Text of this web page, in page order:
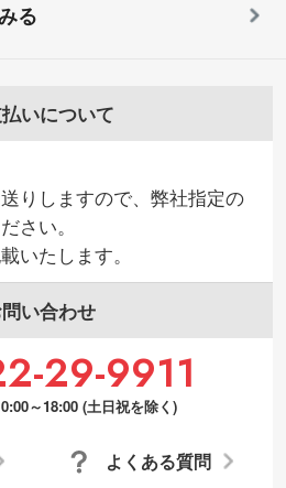
いについて
りしますので、弊社指定の
さい。
いたします。
い合わせ
29-9911
～18:00 (土日祝を除く)
よくある質問
る